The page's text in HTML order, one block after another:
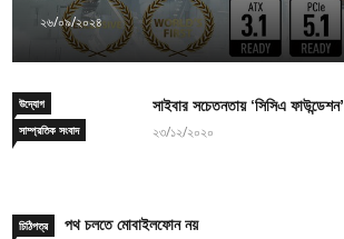
২৬/০৯/২০২৪
উদ্যোগ
সাম্প্রতিক সংবাদ
সাইবার সচেতনতায় ‘সিসিএ ফাউন্ডেশন’
২৩/১২/২০২০
চিঠিপত্র পথ চলতে মোবাইলফোন নয়